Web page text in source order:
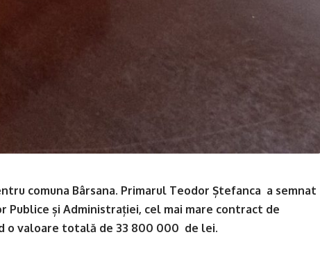
comuna Bârsana. Primarul Teodor Ștefanca a semnat
și Administrației, cel mai mare contract de
o valoare totală de 33 800 000 de lei.